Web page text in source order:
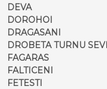
DEVA
DOROHOI
DRAGASANI
DROBETA TURNU
FAGARAS
FALTICENI
FETESTI